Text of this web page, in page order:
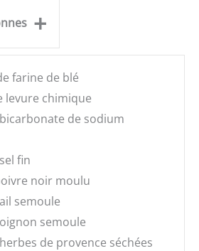
+
farine de blé
levure chimique
de sodium
fin
noir moulu
semoule
semoule
de provence séchées